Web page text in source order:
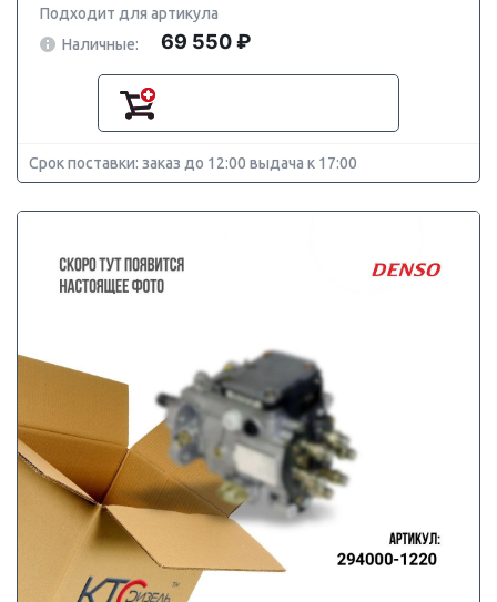
Подходит для артикула
Наличные:
69 550 ₽
Срок поставки: заказ до 12:00 выдача к 17:00